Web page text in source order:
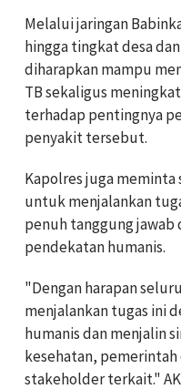
Melalui jaringan
hingga tingkat desa
diharapkan mampu
TB sekaligus
terhadap pentingnya
penyakit tersebut.
Kapolres juga
untuk menjalankan
penuh tanggung jawab
pendekatan humanis.
"Dengan harapan
menjalankan tugas ini
humanis dan menjalin
kesehatan,
stakeholder terkait."